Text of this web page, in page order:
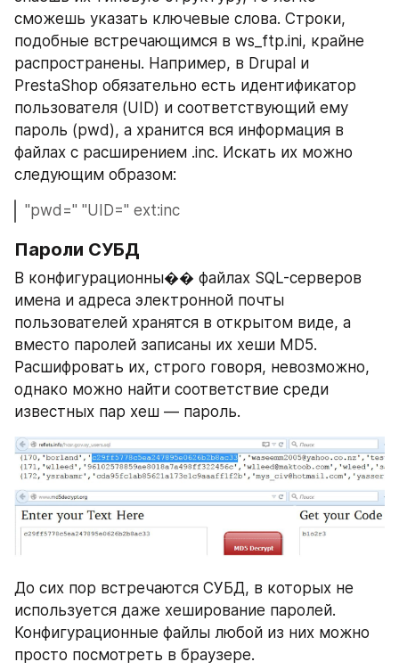
сможешь указать ключевые слова. Строки,
подобные встречающимся в ws_ftp.ini, крайне
распространены. Например, в Drupal и
PrestaShop обязательно есть идентификатор
пользователя (UID) и соответствующий ему
пароль (pwd), а хранится вся информация в
файлах с расширением .inc. Искать их можно
следующим образом:
"pwd=" "UID=" ext:inc
Пароли СУБД
В конфигурационны�� файлах SQL-серверов
имена и адреса электронной почты
пользователей хранятся в открытом виде, а
вместо паролей записаны их хеши MD5.
Расшифровать их, строго говоря, невозможно,
однако можно найти соответствие среди
известных пар хеш — пароль.
До сих пор встречаются СУБД, в которых не
используется даже хеширование паролей.
Конфигурационные файлы любой из них можно
просто посмотреть в браузере.